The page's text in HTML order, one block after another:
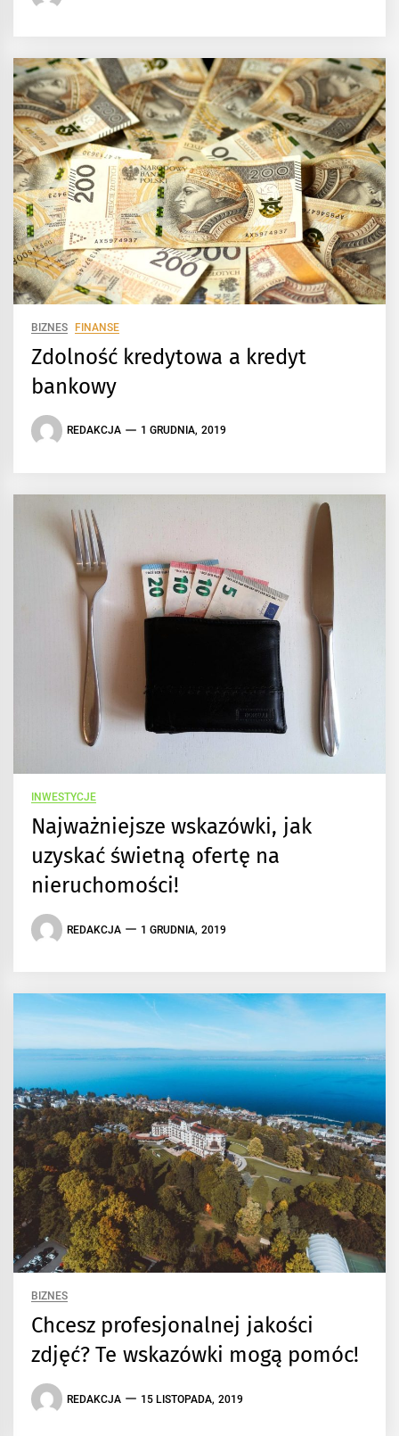
BIZNES FINANSE
Zdolność kredytowa a kredyt
bankowy
REDAKCJA 1 GRUDNIA, 2019
INWESTYCJE
Najważniejsze wskazówki, jak
uzyskać świetną ofertę na
nieruchomości!
REDAKCJA 1 GRUDNIA, 2019
BIZNES
Chcesz profesjonalnej jakości
zdjęć? Te wskazówki mogą pomóc!
REDAKCJA 15 LISTOPADA, 2019